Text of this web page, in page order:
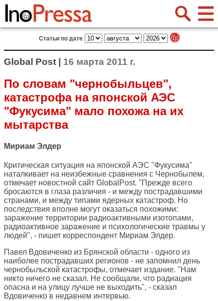
Статьи по дате
Global Post | 16 марта 2011 г.
По словам "чернобыльцев",
катастрофа на японской АЭС
"Фукусима" мало похожа на их
мытарства
Мириам Элдер
Критическая ситуация на японской АЭС "Фукусима"
наталкивает на неизбежные сравнения с Чернобылем,
отмечает новостной сайт GlobalPost. "Прежде всего
бросаются в глаза различия - и между пострадавшими
странами, и между типами ядерных катастроф. Но
последствия вполне могут оказаться похожими:
заражение территории радиоактивными изотопами,
радиоактивное заражение и психологические травмы у
людей", - пишет корреспондент Мириам Элдер.
Павел Вдовиченко из Брянской области - одного из
наиболее пострадавших регионов - не запомнил день
чернобыльской катастрофы, отмечает издание. "Нам
никто ничего не сказал. Не сообщали, что радиация
опасна и на улицу лучше не выходить", - сказал
Вдовиченко в недавнем интервью.